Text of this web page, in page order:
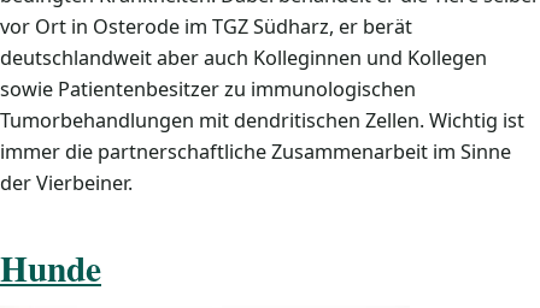
vor Ort in Osterode im TGZ Südharz, er berät
deutschlandweit aber auch Kolleginnen und Kollegen
sowie Patientenbesitzer zu immunologischen
Tumorbehandlungen mit dendritischen Zellen. Wichtig ist
immer die partnerschaftliche Zusammenarbeit im Sinne
der Vierbeiner.
Hunde